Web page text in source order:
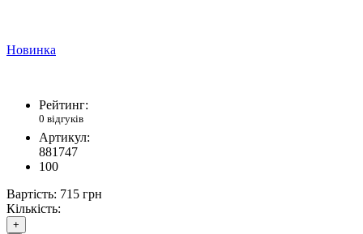
Новинка
Рейтинг:
0 відгуків
Артикул:
881747
100
Вартість: 715 грн
Кількість:
+